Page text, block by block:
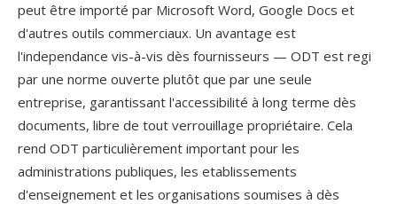
peut être importé par Microsoft Word, Google Docs et
d'autres outils commerciaux. Un avantage est
l'independance vis-à-vis dès fournisseurs — ODT est regi
par une norme ouverte plutôt que par une seule
entreprise, garantissant l'accessibilité à long terme dès
documents, libre de tout verrouillage propriétaire. Cela
rend ODT particulièrement important pour les
administrations publiques, les etablissements
d'enseignement et les organisations soumises à dès